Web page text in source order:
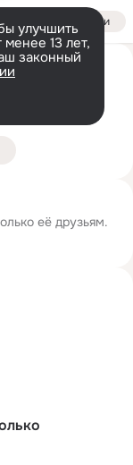
Войти
улучшить
13 лет,
законный
её друзьям.